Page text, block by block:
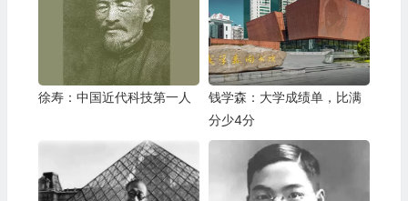
徐寿：中国近代科技第一人
钱学森：大学成绩单，比满
分少4分